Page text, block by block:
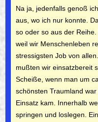
Na ja, jedenfalls genoß
aus, wo ich nur konnte.
so oder so aus der
weil wir Menschenleben
stressigsten Job von
mußten wir einsatzbereit
Scheiße, wenn man um
schönsten Traumland
Einsatz kam. Inner­halb
springen und loslegen.